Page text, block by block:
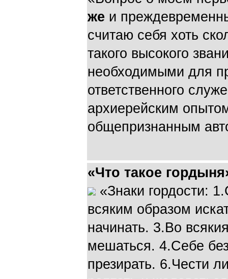
же и
считаю себя хоть
такого высокого
необходимыми для
ответственного
архиерейским
общепризнанным
«Что такое
«Знаки гордости:
всяким образом
начинать. 3.Во
мешаться. 4.Себе
презирать. 6.Чести